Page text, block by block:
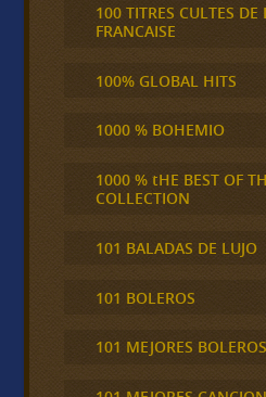
100 TITRES CULTES
FRANCAISE
100% GLOBAL HITS
1000 % BOHEMIO
1000 % tHE BEST OF
COLLECTION
101 BALADAS DE LUJO
101 BOLEROS
101 MEJORES BOLEROS